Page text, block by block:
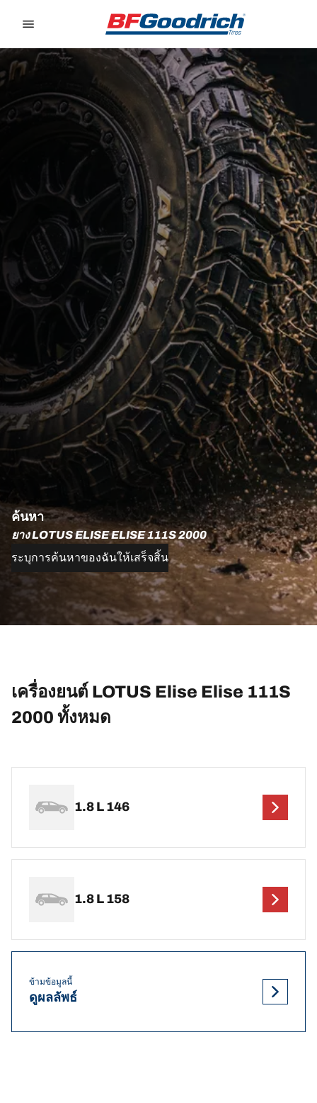
ค้นหา
ยาง LOTUS ELISE ELISE 111S 2000
ระบุการค้นหาของฉันให้เสร็จสิ้น
เครื่องยนต์ LOTUS Elise Elise 111S
2000 ทั้งหมด
1.8 L 146
1.8 L 158
ข้ามข้อมูลนี้
ดูผลลัพธ์